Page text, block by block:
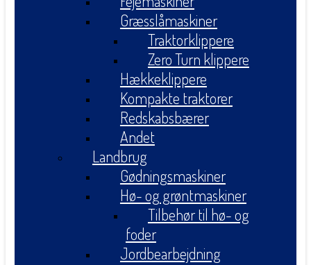
Græsslåmaskiner
Traktorklippere
Zero Turn klippere
Hækkeklippere
Kompakte traktorer
Redskabsbærer
Andet
Landbrug
Gødningsmaskiner
Hø- og grøntmaskiner
Tilbehør til hø- og
foder
Jordbearbejdning